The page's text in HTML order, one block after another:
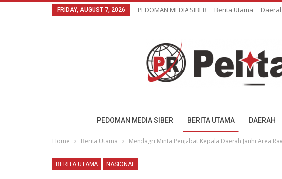
FRIDAY, AUGUST 7, 2026 PEDOMAN MEDIA SIBER Berita Utama
PEDOMAN MEDIA SIBER BERITA UTAMA DAERAH
Home Berita Utama Mendagri Minta Penjabat Kepala Daerah Jauhi Area
BERITA UTAMA NASIONAL